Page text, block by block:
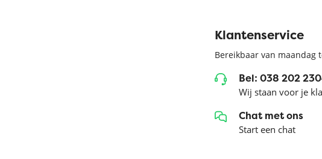
Klantenservice
Bereikbaar van maandag
Bel: 038 202
Wij staan voor je
Chat met ons
Start een chat